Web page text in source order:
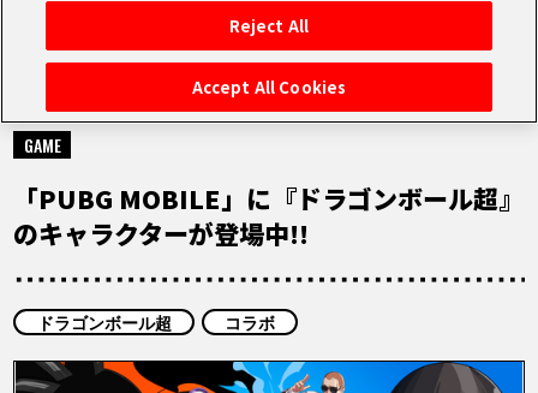
HOME
NEWS
RANKING
MOVIE
COLUMNS
2023.08.11
GAME
「PUBG MOBILE」に『ドラゴンボール超』
のキャラクターが登場中!!
ドラゴンボール超 コラボ
Reject All
Accept All Cookies